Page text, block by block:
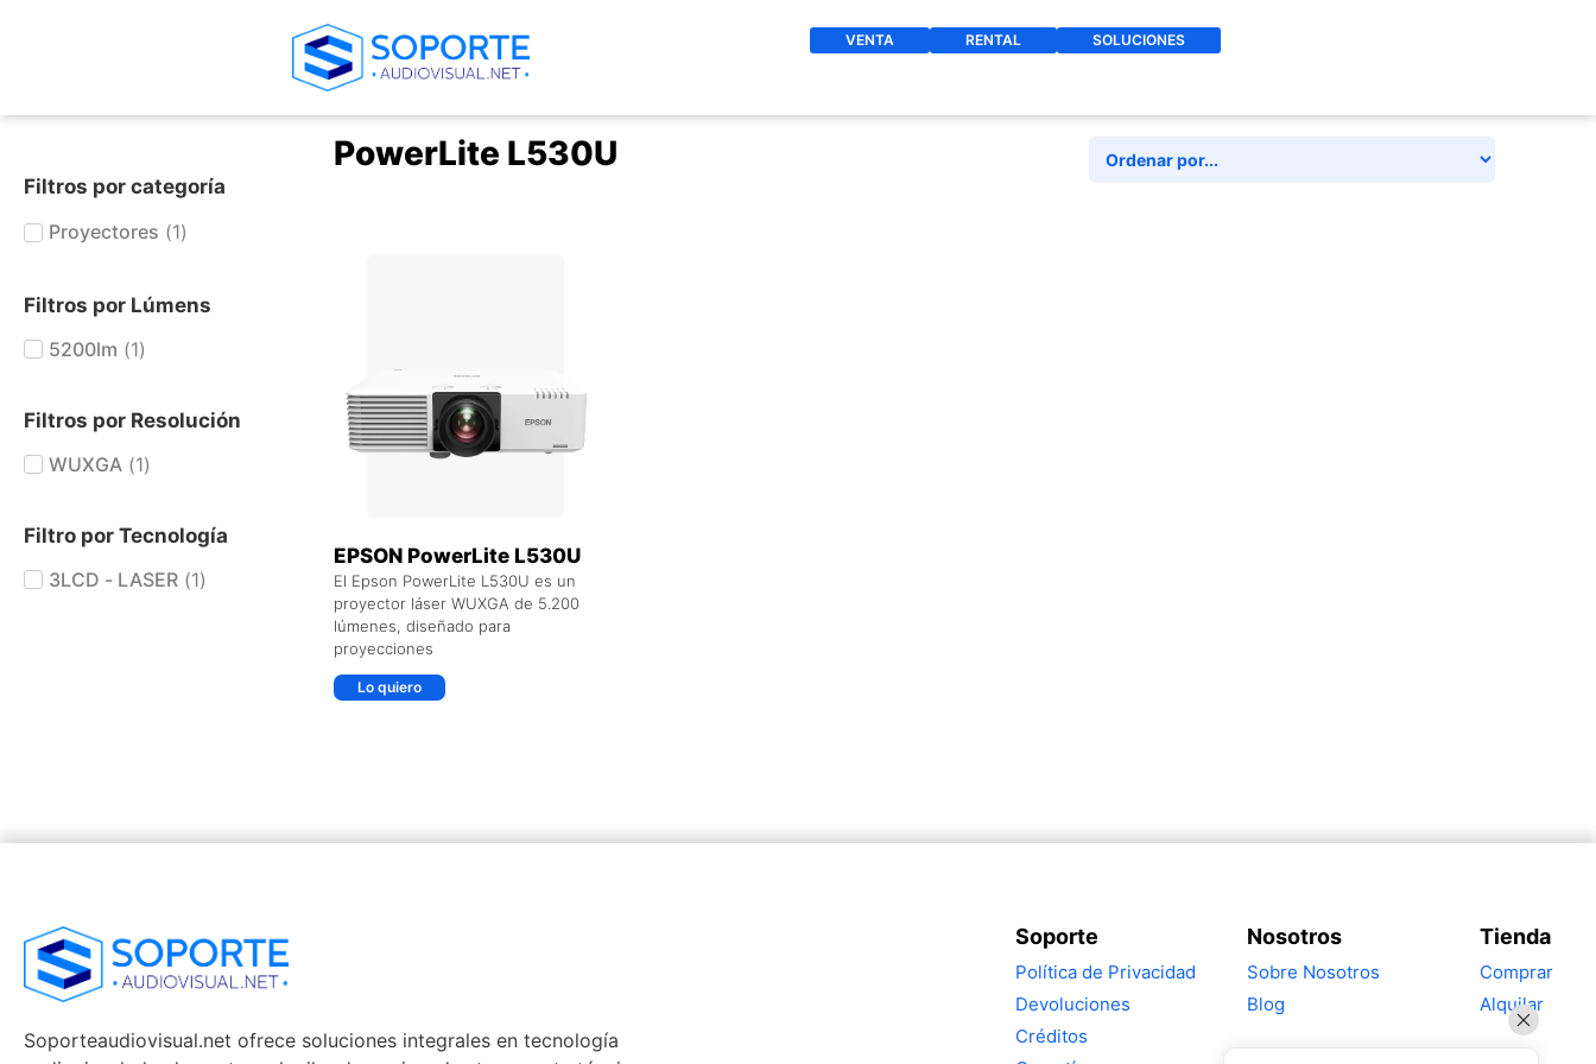
VENTA RENTAL SOLUCIONES
Filtros por categoría
Proyectores (1)
Filtros por Lúmens
5200lm (1)
Filtros por Resolución
WUXGA (1)
Filtro por Tecnología
3LCD - LASER (1)
PowerLite L530U
EPSON PowerLite L530U
El Epson PowerLite L530U es un
proyector láser WUXGA de 5.200
lúmenes, diseñado para
proyecciones
Lo quiero
Soporteaudiovisual.net ofrece soluciones integrales en tecnología
Soporte
Política de Privacidad
Devoluciones
Créditos
Nosotros
Sobre Nosotros
Blog
Tienda
Comprar
Alquilar